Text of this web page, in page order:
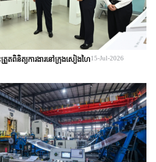
តពិនិត្យការងារនៅក្រុងសៀងហៃ15-Jul-2026